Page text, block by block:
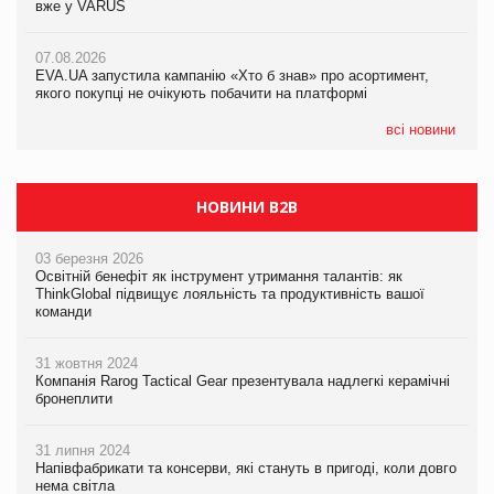
вже у VARUS
07.08.2026
EVA.UA запустила кампанію «Хто б знав» про асортимент,
якого покупці не очікують побачити на платформі
всі новини
Смачна новинка для хвостатих: у VARUS з’явилися паучі
05.08.2026
Мережа супермаркетів VARUS купує мережу магазинів
НОВИНИ B2B
03 березня 2026
Освітній бенефіт як інструмент утримання талантів: як
ThinkGlobal підвищує лояльність та продуктивність вашої
команди
31 жовтня 2024
Компанія Rarog Tactical Gear презентувала надлегкі керамічні
бронеплити
31 липня 2024
Напівфабрикати та консерви, які стануть в пригоді, коли довго
нема світла